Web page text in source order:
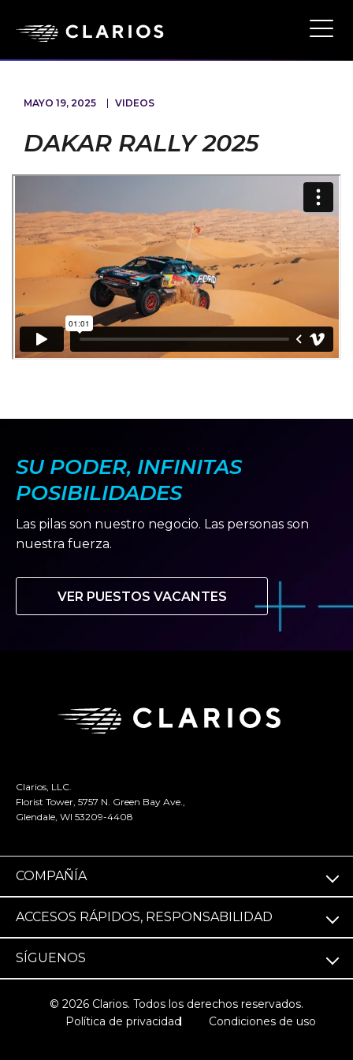
MAYO 19, 2025 VIDEOS
DAKAR RALLY 2025
SU PODER, INFINITAS
POSIBILIDADES
Las pilas son nuestro negocio. Las personas son
nuestra fuerza.
VER PUESTOS VACANTES
Clarios, LLC.
Florist Tower, 5757 N. Green Bay Ave.,
Glendale, WI 53209-4408
COMPAÑÍA
ACCESOS RÁPIDOS, RESPONSABILIDAD
SÍGUENOS
© 2026 Clarios. Todos los derechos reservados.
Política de privacidad
Condiciones de uso